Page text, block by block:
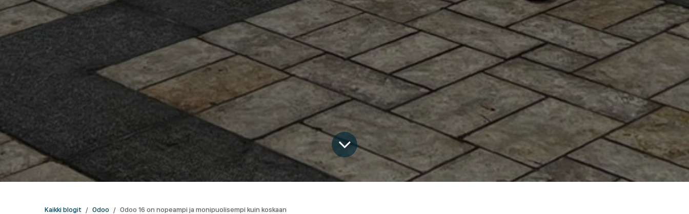
Kaikki blogit Odoo Odoo 16 on nopeampi ja monipuolisempi kuin koskaan